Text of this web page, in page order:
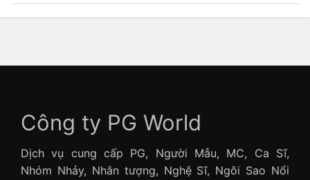
Công ty PG World
Dịch vụ cung cấp PG, Người Mẫu, MC, Ca Sĩ,
Nhóm Nhảy, Nhân tượng, Nghệ Sĩ, Ngôi Sao Nổi